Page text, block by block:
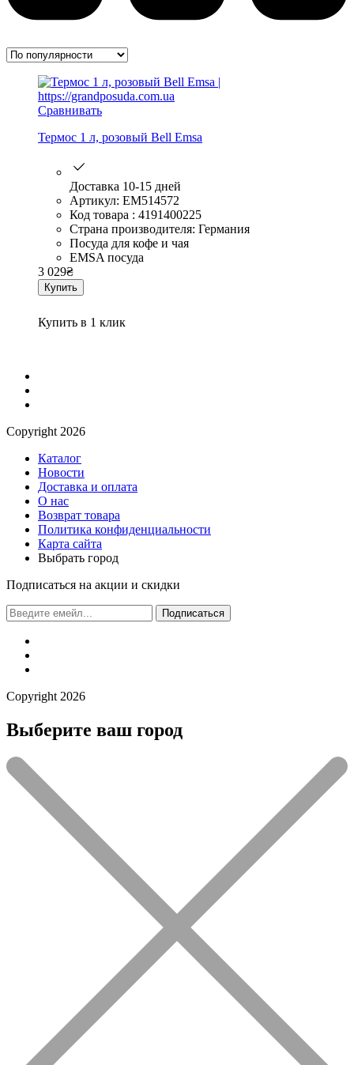
Сравнивать
Термос 1 л, розовый Bell Emsa
Доставка 10-15 дней
Артикул: EM514572
Код товара : 4191400225
Страна производителя: Германия
Посуда для кофе и чая
EMSA посуда
3 029₴
Купить
Купить в 1 клик
Сopyright 2026
Каталог
Новости
Доставка и оплата
О нас
Возврат товара
Политика конфиденциальности
Карта сайта
Выбрать город
Подписаться на акции и скидки
Подписаться
Сopyright 2026
Выберите ваш город